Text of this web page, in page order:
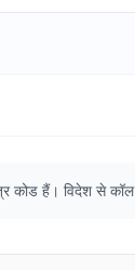
हैं। विदेश से